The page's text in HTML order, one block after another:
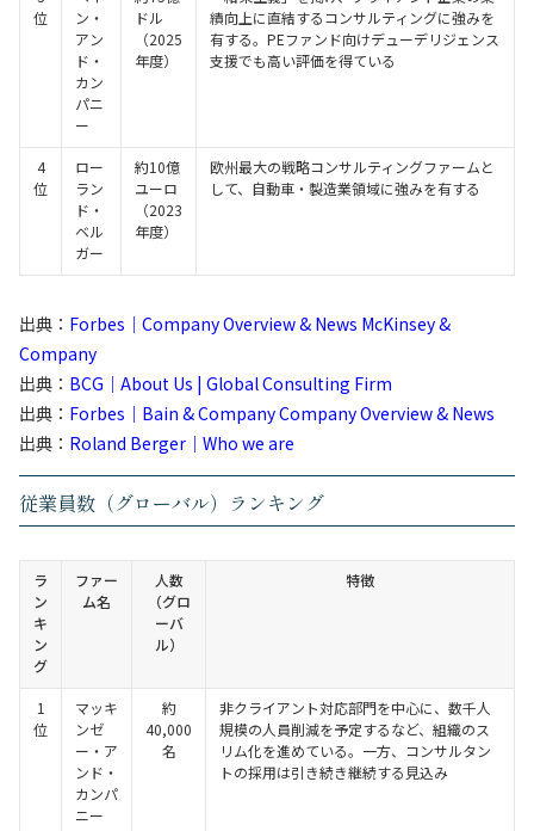
位
ン・
アン
ド・
カン
パニ
ー
ドル
（2025
年度）
績向上に直結するコンサルティングに強みを
有する。PEファンド向けデューデリジェンス
支援でも高い評価を得ている
4
位
ロー
ラン
ド・
ベル
ガー
約10億
ユーロ
（2023
年度）
欧州最大の戦略コンサルティングファームと
して、自動車・製造業領域に強みを有する
出典： Forbes｜Company Overview & News McKinsey &
Company
出典： BCG｜About Us | Global Consulting Firm
出典： Forbes｜Bain & Company Company Overview & News
出典： Roland Berger｜Who we are
従業員数（グローバル）ランキング
ラ
ン
キ
ン
グ
ファー
ム名
人数
（グロ
ーバ
ル）
特徴
1
位
マッキ
ンゼ
ー・ア
ンド・
カンパ
ニー
約
40,000
名
非クライアント対応部門を中心に、数千人
規模の人員削減を予定するなど、組織のス
リム化を進めている。一方、コンサルタン
トの採用は引き続き継続する見込み